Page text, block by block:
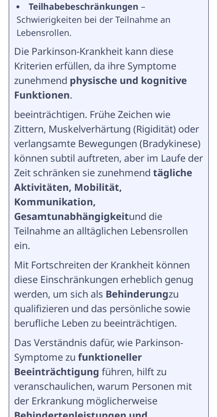
Teilhabebeschränkungen –
Schwierigkeiten bei der Teilnahme an
Lebensrollen.
Die Parkinson-Krankheit kann diese
Kriterien erfüllen, da ihre Symptome
zunehmend physische und kognitive
Funktionen.
beeinträchtigen. Frühe Zeichen wie
Zittern, Muskelverhärtung (Rigidität) oder
verlangsamte Bewegungen (Bradykinese)
können subtil auftreten, aber im Laufe der
Zeit schränken sie zunehmend tägliche
Aktivitäten, Mobilität,
Kommunikation,
Gesamtunabhängigkeitund die
Teilnahme an alltäglichen Lebensrollen
ein.
Mit Fortschreiten der Krankheit können
diese Einschränkungen erheblich genug
werden, um sich als Behinderungzu
qualifizieren und das persönliche sowie
berufliche Leben zu beeinträchtigen.
Das Verständnis dafür, wie Parkinson-
Symptome zu funktioneller
Beeinträchtigung führen, hilft zu
veranschaulichen, warum Personen mit
der Erkrankung möglicherweise